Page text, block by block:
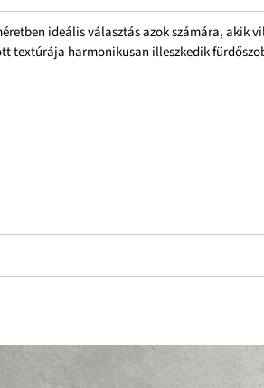
ideális választás azok számára,
textúrája harmonikusan illeszkedik